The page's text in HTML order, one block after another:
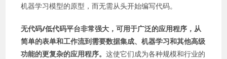
机器学习模型的原型，而无需从头开始编写代码。
无代码/低代码平台非常强大，可用于广泛的应用程序，从
简单的表单和工作流到需要数据集成、机器学习和其他高级
功能的更复杂的应用程序。这使它们成为各种规模和行业的